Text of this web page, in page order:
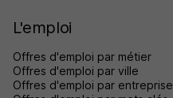
L'emploi
Offres d'emploi par métier
Offres d'emploi par ville
Offres d'emploi par entreprise